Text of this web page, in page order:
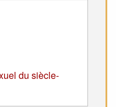
du siècle-